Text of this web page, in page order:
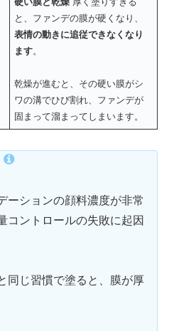
と、ファンデの膜が硬くなり、
表情の動きに追従できなくなり
ます。
乾燥が進むと、その硬い膜がシ
ワの溝でひび割れ、ファンデが
固まって溜まってしまいます。
ーションの顔料濃度が非常
コントロールの失敗に起因
同じ習慣で塗ると、膜が厚